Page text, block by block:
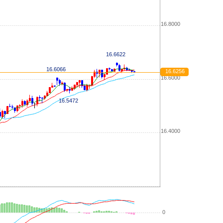
16.4000
16.6000
16.8000
16.6622
16.6066
16.5472
16.6256
0